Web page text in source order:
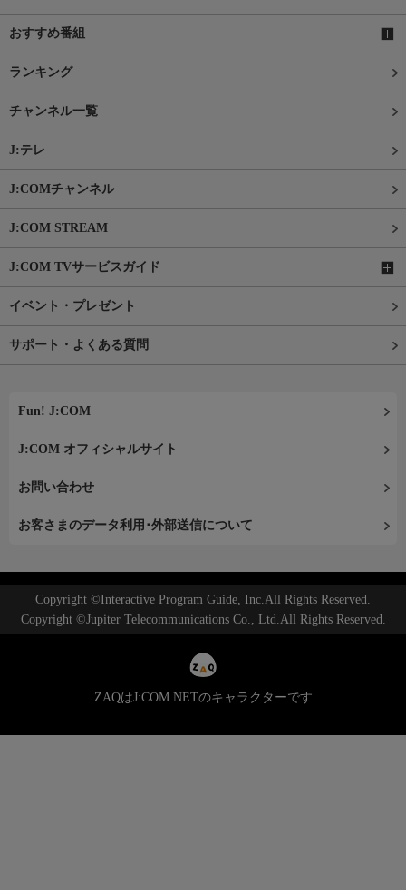
おすすめ番組
ランキング
チャンネル一覧
J:テレ
J:COMチャンネル
J:COM STREAM
J:COM TVサービスガイド
イベント・プレゼント
サポート・よくある質問
Fun! J:COM
J:COM オフィシャルサイト
お問い合わせ
お客さまのデータ利用･外部送信について
Copyright ©Interactive Program Guide, Inc.All Rights Reserved.
Copyright ©Jupiter Telecommunications Co., Ltd.All Rights Reserved.
ZAQはJ:COM NETのキャラクターです